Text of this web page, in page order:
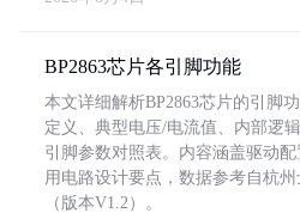
BP2863芯片各引脚功能
本文详细解析BP2863芯片的引脚
定义、典型电压/电流值、内部逻
引脚参数对照表。内容涵盖驱动
用电路设计要点，数据参考自杭
（版本V1.2）。